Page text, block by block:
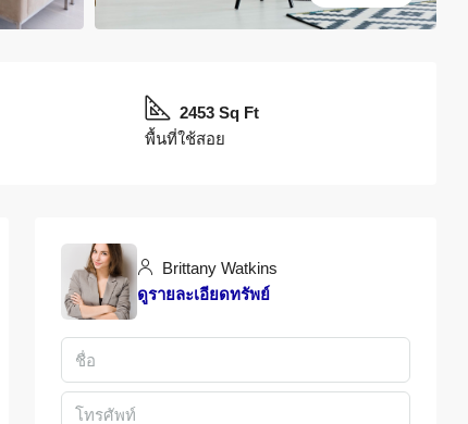
2453 Sq Ft
พื้นที่ใช้สอย
Brittany Watkins
ดูรายละเอียดทรัพย์